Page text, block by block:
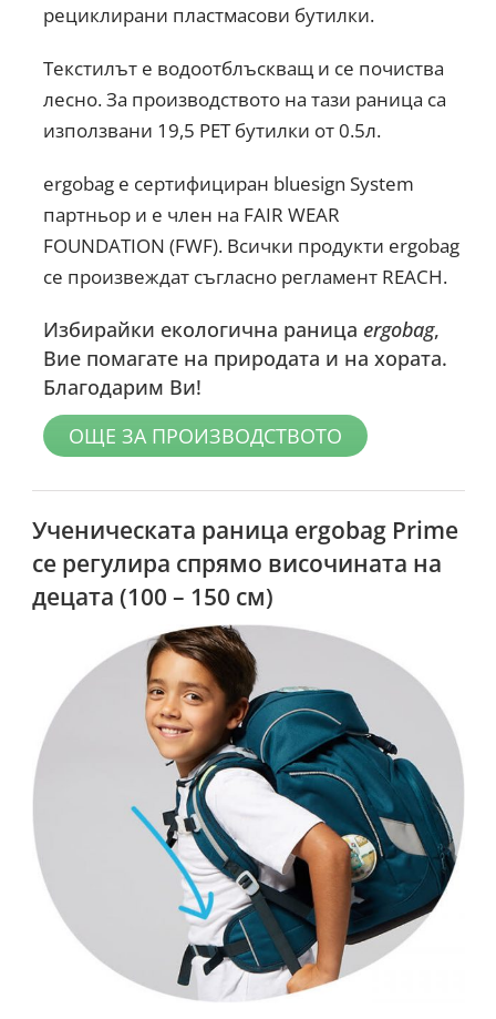
рециклирани пластмасови бутилки.
Текстилът е водоотблъскващ и се почиства
лесно. За производството на тази раница са
използвани 19,5 PET бутилки от 0.5л.
ergobag е сертифициран bluesign System
партньор и е член на FAIR WEAR
FOUNDATION (FWF). Всички продукти ergobag
се произвеждат съгласно регламент REACH.
Избирайки екологична раницаergobag,
Вие помагате на природата и на хората.
Благодарим Ви!
ОЩЕ ЗА ПРОИЗВОДСТВОТО
Ученическата раница ergobag Prime
се регулира спрямо височината на
децата (100 – 150 см)